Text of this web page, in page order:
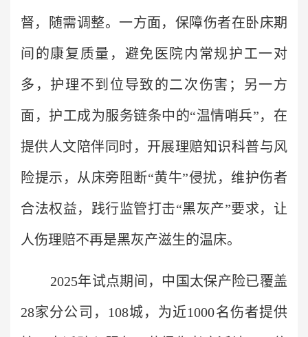
督，随需调整。一方面，保障伤者在卧床期
间的康复质量，避免医院内常规护工一对
多，护理不到位导致的二次伤害；另一方
面，护工成为服务链条中的“温情哨兵”，在
提供人文陪伴同时，开展理赔知识科普与风
险提示，从床旁阻断“黄牛”侵扰，维护伤者
合法权益，践行监管打击“黑灰产”要求，让
人伤理赔不再是黑灰产滋生的温床。
2025年试点期间，中国太保产险已覆盖
28家分公司，108城，为近1000名伤者提供